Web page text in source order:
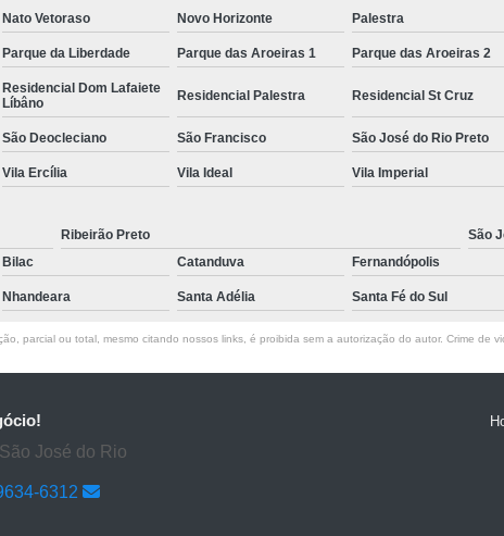
Nato Vetoraso Novo Horizonte Palestra
Parque da Liberdade Parque das Aroeiras 1 Parque das Aroeiras 2
Residencial Dom Lafaiete
Líbâno
Residencial Palestra Residencial St Cruz
São Deocleciano São Francisco São José do Rio Preto
Vila Ercília Vila Ideal Vila Imperial
Ribeirão Preto
São
Bilac Catanduva Fernandópolis
Nhandeara Santa Adélia Santa Fé do Sul
parcial ou total, mesmo citando nossos links, é proibida sem a autorização do autor. Crime de
José do Rio
6312